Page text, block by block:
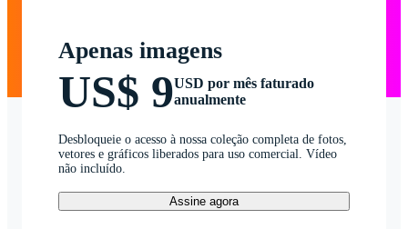
Apenas imagens
US$ 9USD por mês faturado
anualmente
Desbloqueie o acesso à nossa coleção completa de fotos,
vetores e gráficos liberados para uso comercial. Vídeo
não incluído.
Assine agora